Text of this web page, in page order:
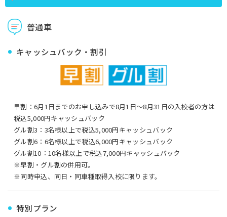
普通車
キャッシュバック・割引
早割：6月1日までのお申し込みで8月1日〜8月31日の入校者の方は
税込5,000円キャッシュバック
グル割3：3名様以上で税込5,000円キャッシュバック
グル割6：6名様以上で税込6,000円キャッシュバック
グル割10：10名様以上で税込7,000円キャッシュバック
※早割・グル割の併用可。
※同時申込、同日・同車種取得入校に限ります。
特別プラン